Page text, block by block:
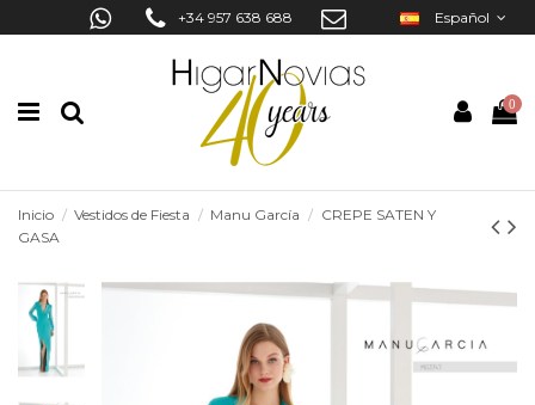
+34 957 638 688 Español
0
Inicio Vestidos de Fiesta Manu García
CREPE SATEN Y
GASA